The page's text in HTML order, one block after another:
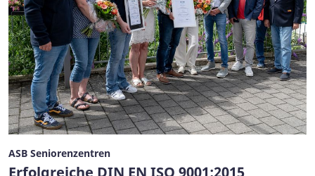
ASB Seniorenzentren